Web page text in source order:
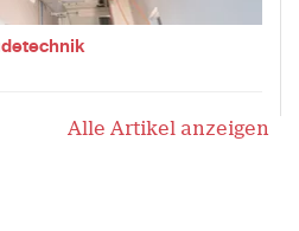
Alle Artikel anzeigen